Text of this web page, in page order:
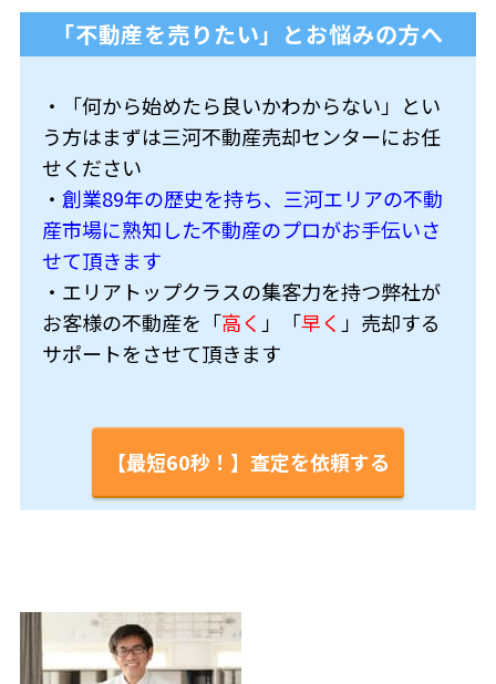
「不動産を売りたい」とお悩みの方へ
・「何から始めたら良いかわからない」とい
う方はまずは三河不動産売却センターにお任
せください
・ 創業89年の歴史を持ち、三河エリアの不動
産市場に熟知した不動産のプロがお手伝いさ
せて頂きます
・エリアトップクラスの集客力を持つ弊社が
お客様の不動産を「高く 」「早く 」売却する
サポートをさせて頂きます
【最短60秒！】査定を依頼する